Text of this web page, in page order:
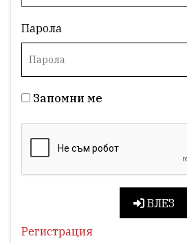
Парола
Запомни ме
ВЛЕЗ
Регистрация